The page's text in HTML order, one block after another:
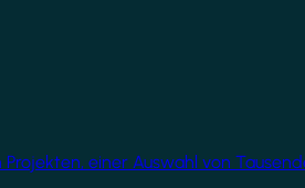
einer Auswahl von